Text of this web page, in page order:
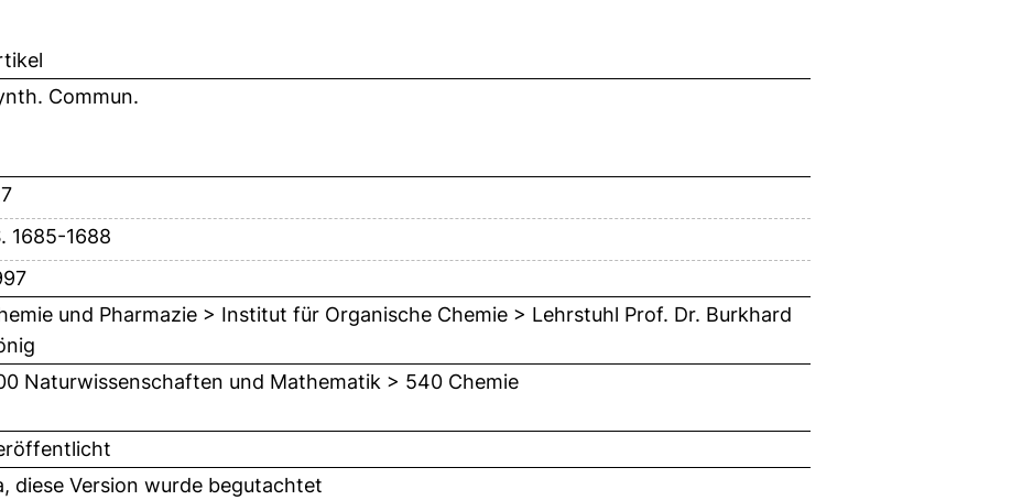
Commun.
1685-1688
und Pharmazie > Institut für Organische Chemie > Lehrstuhl Prof. Dr. Burkhard
Naturwissenschaften und Mathematik > 540 Chemie
diese Version wurde begutachtet